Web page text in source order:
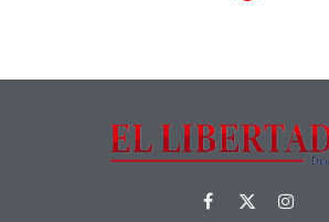
Facebook
X